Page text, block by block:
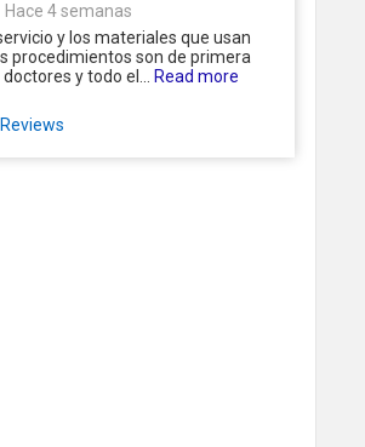
Hace 4 semanas
y los materiales que usan
procedimientos son de primera
y todo el...
Read more